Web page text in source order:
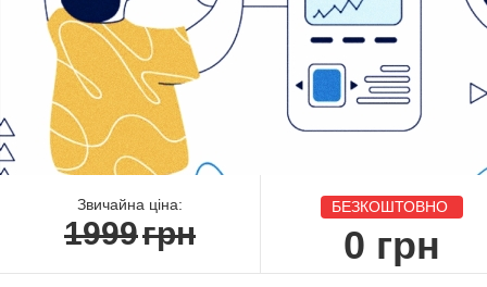
Звичайна ціна:
1999грн
БЕЗКОШТОВНО
0 грн